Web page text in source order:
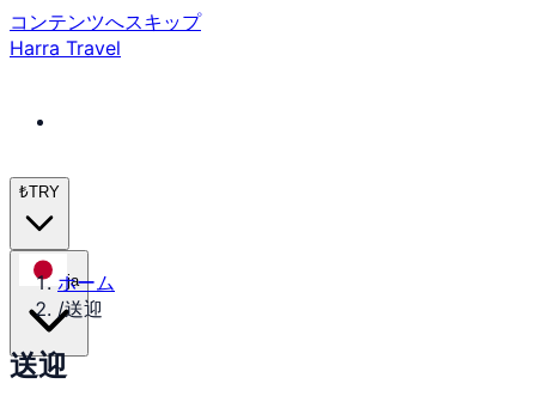
コンテンツへスキップ
Harra Travel
₺TRY
ja
ホーム
/送迎
送迎